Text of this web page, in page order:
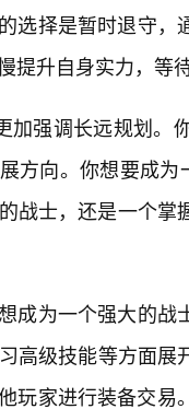
选择是暂时退守
提升自身实力，等
加强调长远规划
方向。你想要成
战士，还是一个
成为一个强大的战
高级技能等方面
玩家进行装备交